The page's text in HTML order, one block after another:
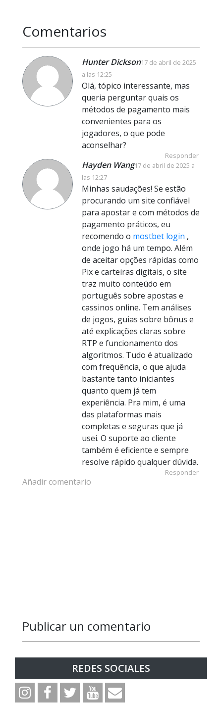
Comentarios
Hunter Dickson17 de abril de 2025
a las 12:25
Olá, tópico interessante, mas
queria perguntar quais os
métodos de pagamento mais
convenientes para os
jogadores, o que pode
aconselhar?
Responder
Hayden Wang17 de abril de 2025 a
las 12:27
Minhas saudações! Se estão
procurando um site confiável
para apostar e com métodos de
pagamento práticos, eu
recomendo o mostbet login ,
onde jogo há um tempo. Além
de aceitar opções rápidas como
Pix e carteiras digitais, o site
traz muito conteúdo em
português sobre apostas e
cassinos online. Tem análises
de jogos, guias sobre bônus e
até explicações claras sobre
RTP e funcionamento dos
algoritmos. Tudo é atualizado
com frequência, o que ajuda
bastante tanto iniciantes
quanto quem já tem
experiência. Pra mim, é uma
das plataformas mais
completas e seguras que já
usei. O suporte ao cliente
também é eficiente e sempre
resolve rápido qualquer dúvida.
Responder
Añadir comentario
Publicar un comentario
REDES SOCIALES